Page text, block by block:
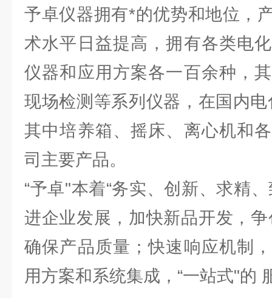
予卓仪器拥有*的优势和地位，
术水平日益提高，拥有各类电
仪器和应用方案各一百余种，
现场检测等系列仪器，在国内
其中培养箱、摇床、离心机和
司主要产品。
“予卓"本着“务实、创新、求精
进企业发展，加快新品开发，
确保产品质量；快速响应机制
用方案和系统集成，“一站式"的